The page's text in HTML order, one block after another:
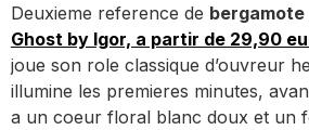
Deuxieme reference de
Ghost by Igor, a partir de 29,90
joue son role classique d’ouvreur
illumine les premieres minutes,
a un coeur floral blanc doux et un